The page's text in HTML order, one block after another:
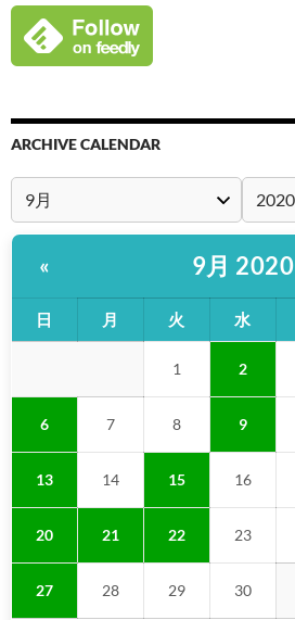
ARCHIVE CALENDAR
« 9月 2020
日 月 火 水
1 2
6 7 8 9
13 14 15 16
20 21 22 23
27 28 29 30